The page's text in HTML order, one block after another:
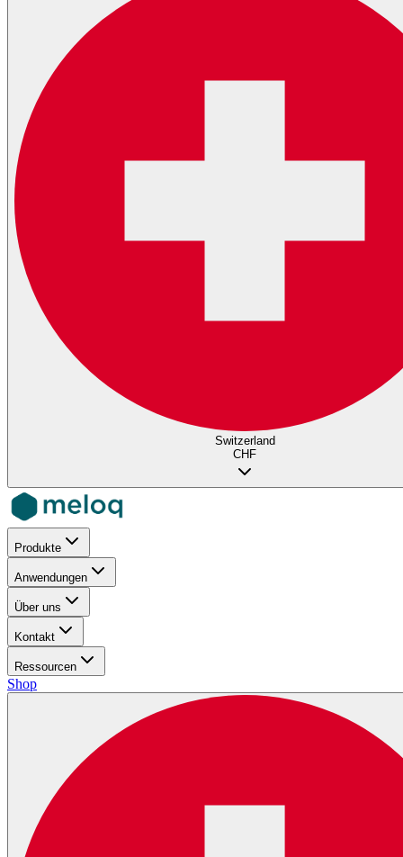
Switzerland
CHF
Produkte
Anwendungen
Über uns
Kontakt
Ressourcen
Shop